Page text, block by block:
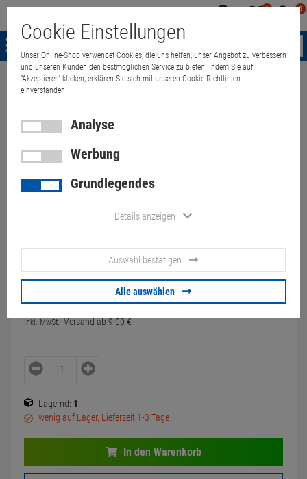
0 0
Menü
Weiter einkaufen
Canon SX80 Mark II LCoS
Beamer SXGA+ 3000LU (ohne
Fernbedienung) <1250Std
10072059
119,00 €
inkl. MwSt. Versand ab 9,00 €
Lagernd: 1
wenig auf Lager, Lieferzeit 1-3 Tage
In den Warenkorb
Cookie Einstellungen
Unser Online-Shop verwendet Cookies, die uns helfen, unser Angebot zu verbessern
und unseren Kunden den bestmöglichen Service zu bieten. Indem Sie auf
"Akzeptieren" klicken, erklären Sie sich mit unseren Cookie-Richtlinien
einverstanden.
Analyse
Werbung
Grundlegendes
Details anzeigen
Auswahl bestätigen
Alle auswählen